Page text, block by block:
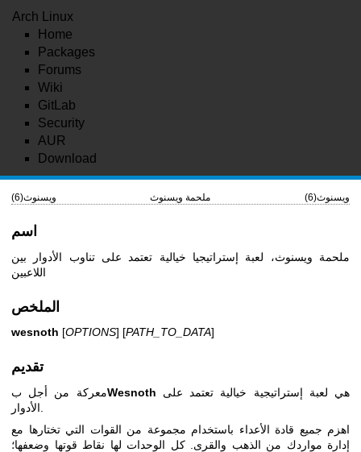
Arch Linux
Home
Packages
Forums
Wiki
GitLab
Security
AUR
Download
ويسنوث(6) ملحمة ويسنوث ويسنوث(6)
اسم
ملحمة ويسنوث، لعبة إستراتيجيا خيالية تعتمد على تناوب الأدوار بين
اللاعبين
الملخص
wesnoth [OPTIONS] [PATH_TO_DATA]
تقديم
معركة من أجل بWesnoth
اهزم جميع قادة الأعداء باستخدام مجموعة من القوات التي تختارها مع
إدارة مواردك من الذهب والقرى. كل الوحدات لها نقاط قوتها وضعفها؛